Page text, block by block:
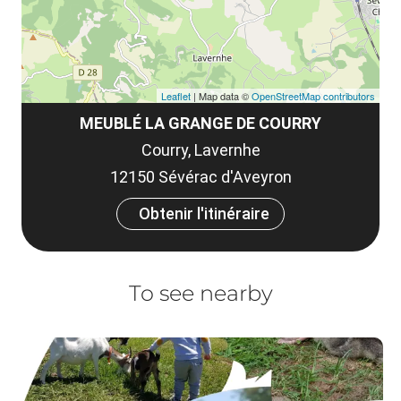
MEUBLÉ LA GRANGE DE COURRY
Courry, Lavernhe
12150 Sévérac d'Aveyron
Obtenir l'itinéraire
Leaflet | Map data ©OpenStreetMap contributors
To see nearby